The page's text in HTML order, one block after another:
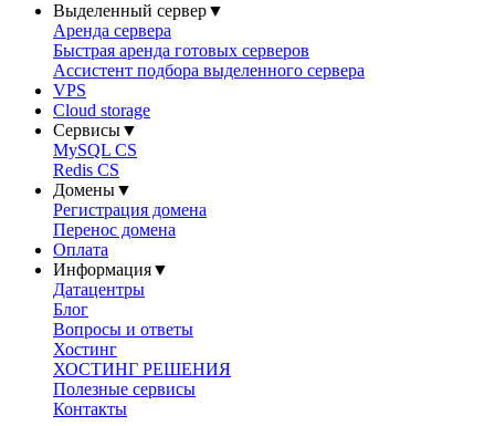
Выделенный сервер▼
Аренда сервера
Быстрая аренда готовых серверов
Ассистент подбора выделенного сервера
VPS
Cloud storage
Сервисы▼
MySQL CS
Redis CS
Домены▼
Регистрация домена
Перенос домена
Оплата
Информация▼
Датацентры
Блог
Вопросы и ответы
Хостинг
ХОСТИНГ РЕШЕНИЯ
Полезные сервисы
Контакты